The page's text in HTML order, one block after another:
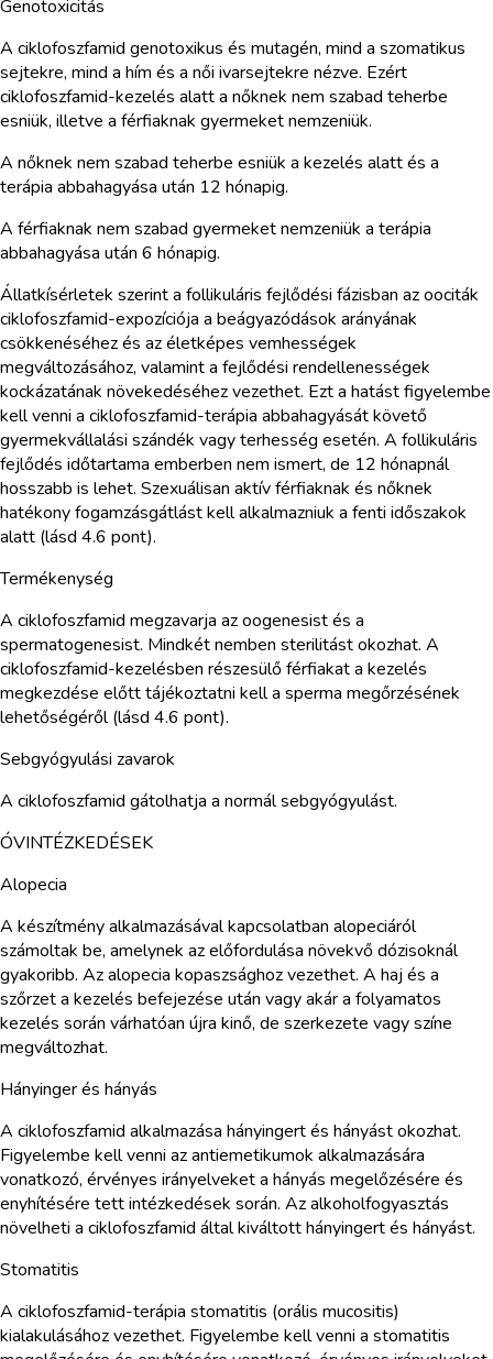
Genotoxicitás
A ciklofoszfamid genotoxikus és mutagén, mind a szomatikus
sejtekre, mind a hím és a női ivarsejtekre nézve. Ezért
ciklofoszfamid-kezelés alatt a nőknek nem szabad teherbe
esniük, illetve a férfiaknak gyermeket nemzeniük.
A nőknek nem szabad teherbe esniük a kezelés alatt és a
terápia abbahagyása után 12 hónapig.
A férfiaknak nem szabad gyermeket nemzeniük a terápia
abbahagyása után 6 hónapig.
Állatkísérletek szerint a follikuláris fejlődési fázisban az oociták
ciklofoszfamid-expozíciója a beágyazódások arányának
csökkenéséhez és az életképes vemhességek
megváltozásához, valamint a fejlődési rendellenességek
kockázatának növekedéséhez vezethet. Ezt a hatást figyelembe
kell venni a ciklofoszfamid-terápia abbahagyását követő
gyermekvállalási szándék vagy terhesség esetén. A follikuláris
fejlődés időtartama emberben nem ismert, de 12 hónapnál
hosszabb is lehet. Szexuálisan aktív férfiaknak és nőknek
hatékony fogamzásgátlást kell alkalmazniuk a fenti időszakok
alatt (lásd 4.6 pont).
Termékenység
A ciklofoszfamid megzavarja az oogenesist és a
spermatogenesist. Mindkét nemben sterilitást okozhat. A
ciklofoszfamid-kezelésben részesülő férfiakat a kezelés
megkezdése előtt tájékoztatni kell a sperma megőrzésének
lehetőségéről (lásd 4.6 pont).
Sebgyógyulási zavarok
A ciklofoszfamid gátolhatja a normál sebgyógyulást.
ÓVINTÉZKEDÉSEK
Alopecia
A készítmény alkalmazásával kapcsolatban alopeciáról
számoltak be, amelynek az előfordulása növekvő dózisoknál
gyakoribb. Az alopecia kopaszsághoz vezethet. A haj és a
szőrzet a kezelés befejezése után vagy akár a folyamatos
kezelés során várhatóan újra kinő, de szerkezete vagy színe
megváltozhat.
Hányinger és hányás
A ciklofoszfamid alkalmazása hányingert és hányást okozhat.
Figyelembe kell venni az antiemetikumok alkalmazására
vonatkozó, érvényes irányelveket a hányás megelőzésére és
enyhítésére tett intézkedések során. Az alkoholfogyasztás
növelheti a ciklofoszfamid által kiváltott hányingert és hányást.
Stomatitis
A ciklofoszfamid-terápia stomatitis (orális mucositis)
kialakulásához vezethet. Figyelembe kell venni a stomatitis